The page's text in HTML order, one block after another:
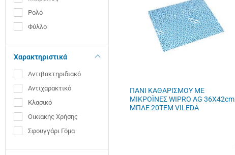
Ρολό
Φύλλο
Χαρακτηριστικά
Αντιβακτηριδιακό
Αντιχαρακτικό
Κλασικό
Οικιακής Χρήσης
Σφουγγάρι Γόμα
ΠΑΝΙ ΚΑΘΑΡΙΣΜΟΥ ΜΕ
ΜΙΚΡΟΪΝΕΣ WIPRO AG 36X42cm
ΜΠΛΕ 20ΤΕΜ VILEDA